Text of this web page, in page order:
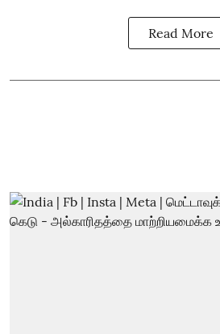
Read More